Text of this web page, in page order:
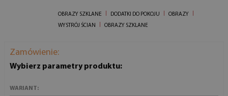
OBRAZY SZKLANE DODATKI DO POKOJU
OBRAZY
WYSTRÓJ ŚCIAN
OBRAZY SZKLANE
Zamówienie:
Wybierz parametry produktu:
WARIANT: